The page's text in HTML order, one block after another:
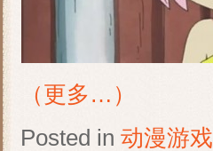
（更多…）
Posted in 动漫游戏